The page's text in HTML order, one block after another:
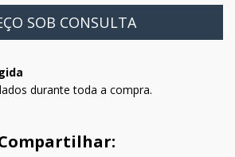
durante toda a compra.